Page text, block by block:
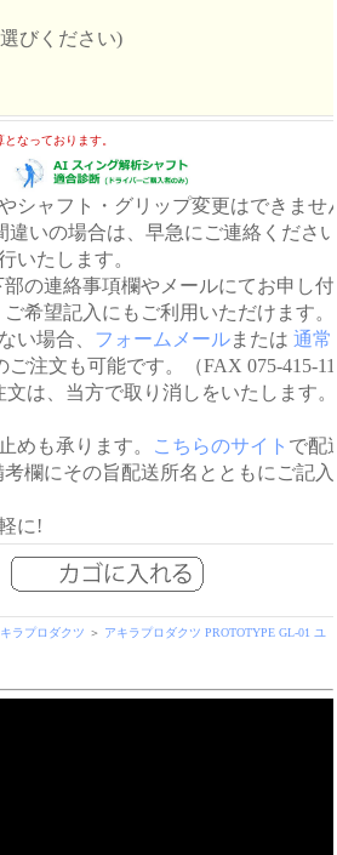
びください)
なっております。
シャフト・グリップ変更はできませ
違いの場合は、早急にご連絡くださ
いたします。
の連絡事項欄やメールにてお申し
希望記入にもご利用いただけます。
い場合、 フォームメールまたは 通常
ご注文も可能です。（FAX 075-415-
文は、当方で取り消しをいたします
めも承ります。
こちらのサイト で配
欄にその旨配送所名とともにご記
に!
ラプロダクツ ＞ アキラプロダクツ PROTOTYPE GL-01 ユ